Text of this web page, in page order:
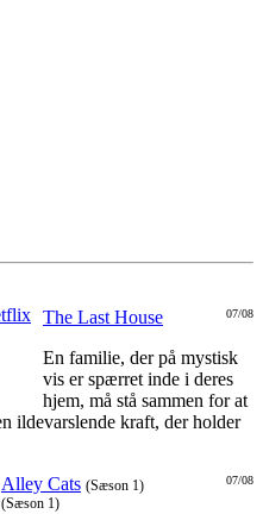
07/08
The Last House
En familie, der på mystisk
vis er spærret inde i deres
hjem, må stå sammen for at
ildevarslende kraft, der holder
07/08
Alley Cats (Sæson 1)
(Sæson 1)